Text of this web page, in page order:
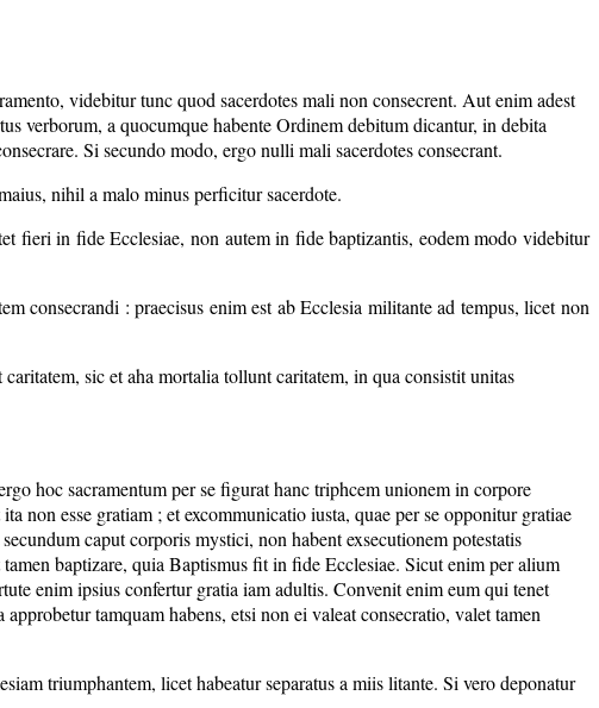
videbitur tunc quod sacerdotes mali non consecrent. Aut enim adest
verborum, a quocumque habente Ordinem debitum dicantur, in debita
Si secundo modo, ergo nulli mali sacerdotes consecrant.
nihil a malo minus perficitur sacerdote.
fieri in fide Ecclesiae, non autem in fide baptizantis, eodem modo videbitur
consecrandi : praecisus enim est ab Ecclesia militante ad tempus, licet non
sic et aha mortalia tollunt caritatem, in qua consistit unitas
hoc sacramentum per se figurat hanc triphcem unionem in corpore
non esse gratiam ; et excommunicatio iusta, quae per se opponitur gratiae
caput corporis mystici, non habent exsecutionem potestatis
baptizare, quia Baptismus fit in fide Ecclesiae. Sicut enim per alium
enim ipsius confertur gratia iam adultis. Convenit enim eum qui tenet
tamquam habens, etsi non ei valeat consecratio, valet tamen
triumphantem, licet habeatur separatus a miis litante. Si vero deponatur